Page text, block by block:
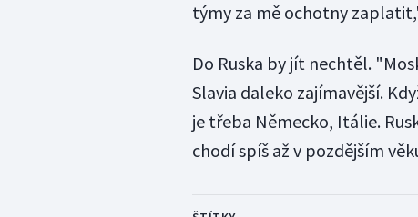
týmy za mě ochotny
Do Ruska by jít nechtěl.
Slavia daleko zajímavější.
je třeba Německo, Itálie.
chodí spíš až v pozdějším